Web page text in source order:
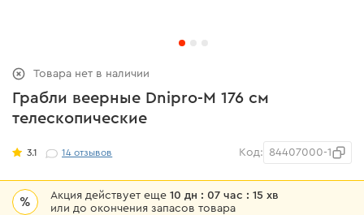
Грабли веерные Dnipro-M 176 см
телескопические
3.1 14отзывов Код: 84407000-1
% Акция действует еще10 дн : 07 час : 15 хв
или до окончения запасов товара
Товара нет в наличии